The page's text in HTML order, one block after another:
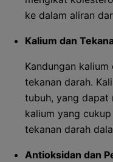
ke dalam aliran
Kalium dan
Kandungan
tekanan darah.
tubuh, yang dapat
kalium yang
tekanan darah
Antioksidan dan